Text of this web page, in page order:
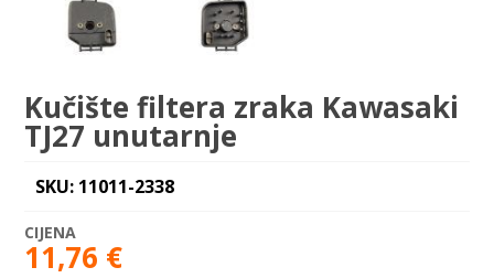
Kučište filtera zraka Kawasaki
TJ27 unutarnje
SKU: 11011-2338
11,76 €